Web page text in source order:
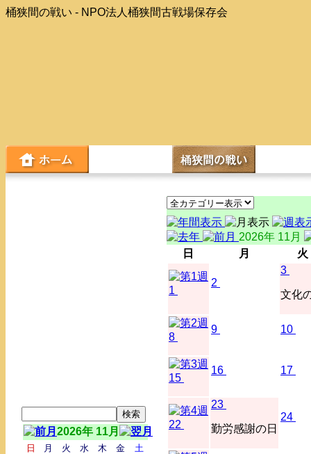
桶狭間の戦い - NPO法人桶狭間古戦場保存会
2026年 11月
日 月 火 水 木 金
土
2026年 11月
日
月 火
1
2
3
文化
8
9 10
15
16 17
22
23
勤労感謝の日
24